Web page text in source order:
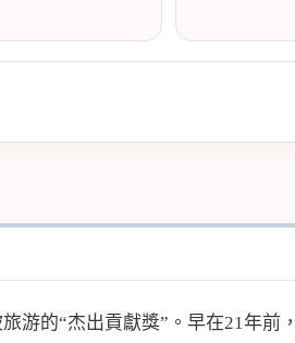
游的“杰出貢獻獎”。早在21年前